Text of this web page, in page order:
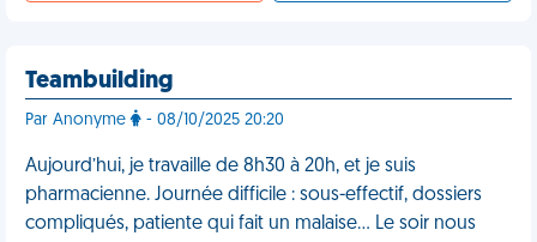
Teambuilding
Par Anonyme - 08/10/2025 20:20
Aujourd’hui, je travaille de 8h30 à 20h, et je suis
pharmacienne. Journée difficile : sous-effectif, dossiers
compliqués, patiente qui fait un malaise… Le soir nous